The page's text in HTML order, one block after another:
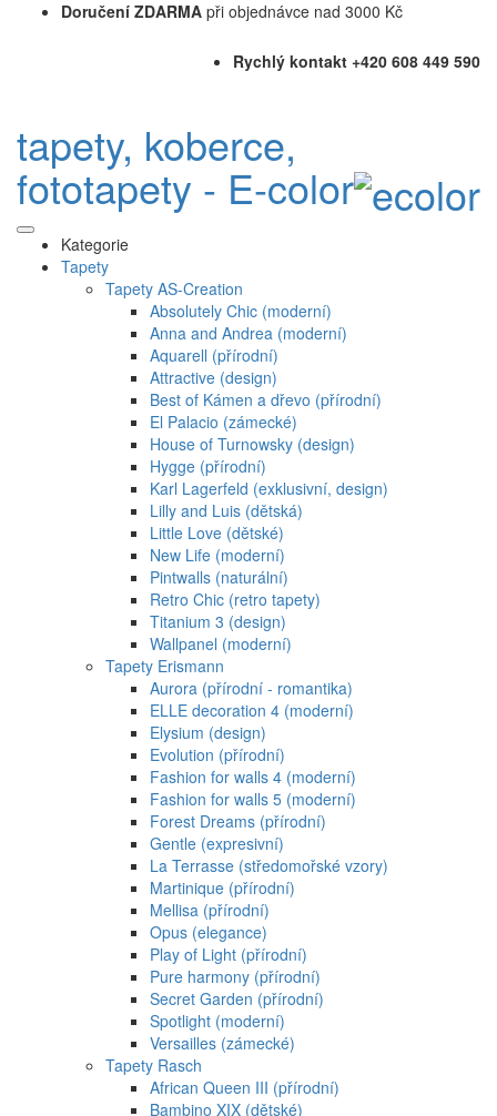
Doručení ZDARMA při objednávce nad 3000 Kč
Rychlý kontakt +420 608 449 590
tapety, koberce,
fototapety - E-color
Kategorie
Tapety
Tapety AS-Creation
Absolutely Chic (moderní)
Anna and Andrea (moderní)
Aquarell (přírodní)
Attractive (design)
Best of Kámen a dřevo (přírodní)
El Palacio (zámecké)
House of Turnowsky (design)
Hygge (přírodní)
Karl Lagerfeld (exklusivní, design)
Lilly and Luis (dětská)
Little Love (dětské)
New Life (moderní)
Pintwalls (naturální)
Retro Chic (retro tapety)
Titanium 3 (design)
Wallpanel (moderní)
Tapety Erismann
Aurora (přírodní - romantika)
ELLE decoration 4 (moderní)
Elysium (design)
Evolution (přírodní)
Fashion for walls 4 (moderní)
Fashion for walls 5 (moderní)
Forest Dreams (přírodní)
Gentle (expresivní)
La Terrasse (středomořské vzory)
Martinique (přírodní)
Mellisa (přírodní)
Opus (elegance)
Play of Light (přírodní)
Pure harmony (přírodní)
Secret Garden (přírodní)
Spotlight (moderní)
Versailles (zámecké)
Tapety Rasch
African Queen III (přírodní)
Bambino XIX (dětské)